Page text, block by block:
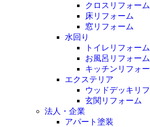
クロスリフォーム
床リフォーム
窓リフォーム
水回り
トイレリフォーム
お風呂リフォーム
キッチンリフォ
エクステリア
ウッドデッキリ
玄関リフォーム
法人・企業
アパート塗装